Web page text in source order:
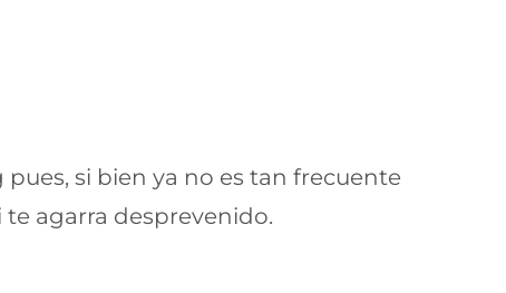
si bien ya no es tan frecuente
agarra desprevenido.